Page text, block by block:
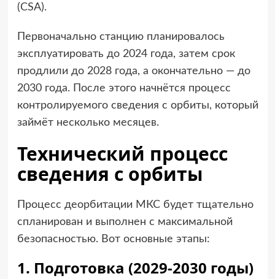
(CSA).
Первоначально станцию планировалось
эксплуатировать до 2024 года, затем срок
продлили до 2028 года, а окончательно — до
2030 года. После этого начнётся процесс
контролируемого сведения с орбиты, который
займёт несколько месяцев.
Технический процесс
сведения с орбиты
Процесс деорбитации МКС будет тщательно
спланирован и выполнен с максимальной
безопасностью. Вот основные этапы:
1. Подготовка (2029-2030 годы)